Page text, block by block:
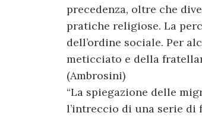
precedenza, oltre che
pratiche religiose. La
dell’ordine sociale. Per
meticciato e della
(Ambrosini)
“La spiegazione delle
l’intreccio di una serie